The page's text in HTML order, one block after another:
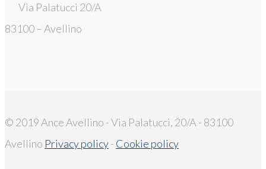
Via Palatucci 20/A
83100 – Avellino
© 2019 Ance Avellino - Via Palatucci, 20/A - 83100
Avellino Privacy policy- Cookie policy